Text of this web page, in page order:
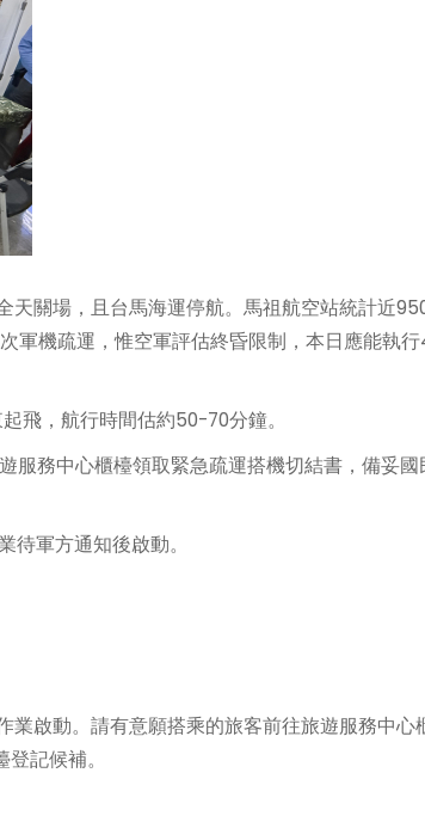
天關場，且台馬海運停航。馬祖航空站統計近
軍機疏運，惟空軍評估終昏限制，本日應能執
飛，航行時間估約50-70分鐘。
服務中心櫃檯領取緊急疏運搭機切結書，備妥國
待軍方通知後啟動。
業啟動。請有意願搭乘的旅客前往旅遊服務中心
記候補。